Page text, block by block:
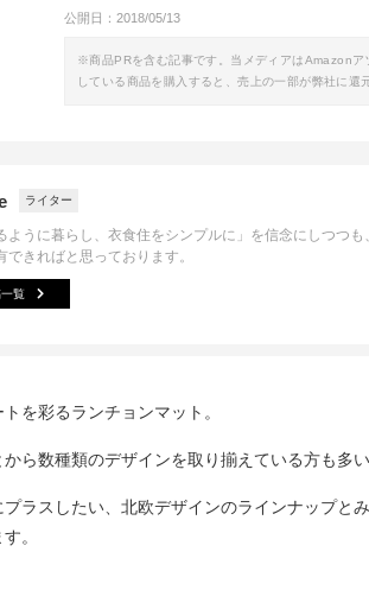
公開日： 2018/05/13
※商品PRを含む記事です。当メディアはAmazonア
している商品を購入すると、売上の一部が弊社に還
ライター
ように暮らし、衣食住をシンプルに」を信念にしつつ
できればと思っております。
覧
を彩るランチョンマット。
ら数種類のデザインを取り揃えている方も多
ラスしたい、北欧デザインのラインナップと
。